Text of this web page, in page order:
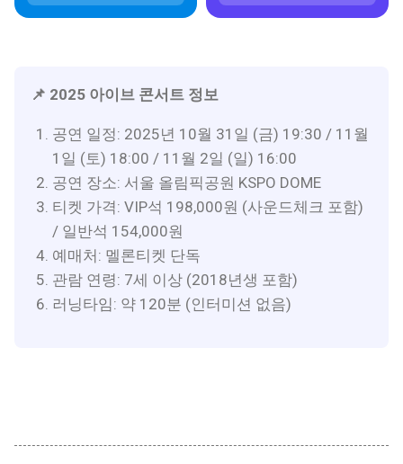
📌 2025 아이브 콘서트 정보
공연 일정: 2025년 10월 31일 (금) 19:30 / 11월
1일 (토) 18:00 / 11월 2일 (일) 16:00
공연 장소: 서울 올림픽공원 KSPO DOME
티켓 가격: VIP석 198,000원 (사운드체크 포함)
/ 일반석 154,000원
예매처: 멜론티켓 단독
관람 연령: 7세 이상 (2018년생 포함)
러닝타임: 약 120분 (인터미션 없음)